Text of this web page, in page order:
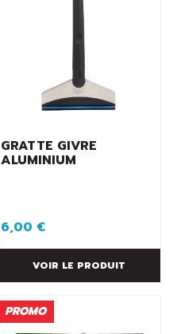
GRATTE GIVRE
ALUMINIUM
6,00 €
VOIR LE PRODUIT
PROMO